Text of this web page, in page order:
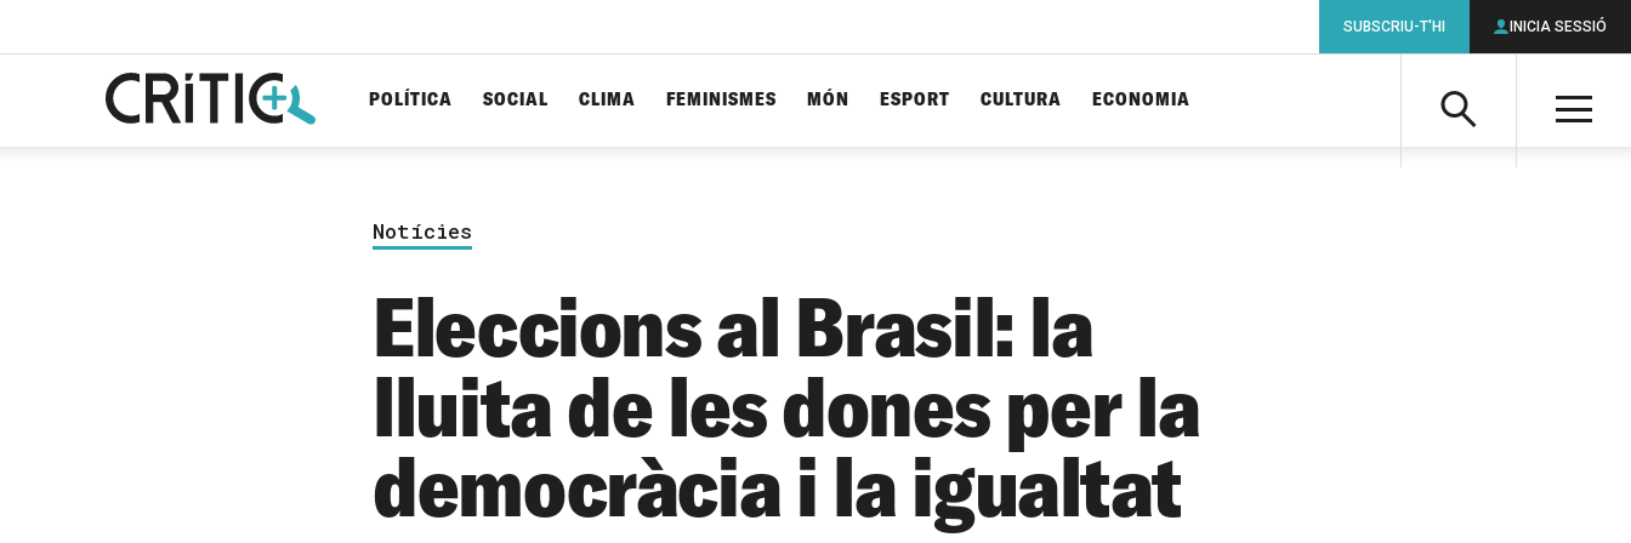
Cerca
POLÍTICA SOCIAL CLIMA FEMINISMES MÓN ESPORT CULTURA ECONOMIA
SUBSCRIU-T'HI INICIA SESSIÓ
Notícies
Eleccions al Brasil: la
lluita de les dones per la
democràcia i la igualtat